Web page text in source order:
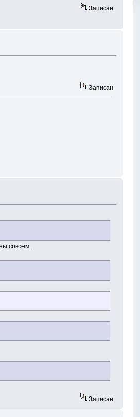
Записан
Записан
совсем.
Записан